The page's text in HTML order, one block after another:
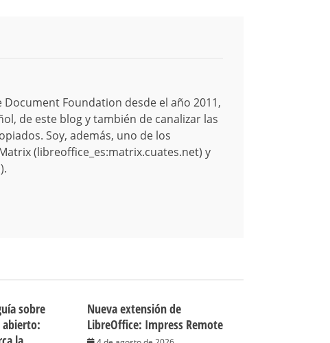
Foundation desde el año 2011,
de este blog y también de canalizar las
Soy, además, uno de los
(libreoffice_es:matrix.cuates.net) y
sobre
abierto:
Nueva extensión de
LibreOffice: Impress Remote